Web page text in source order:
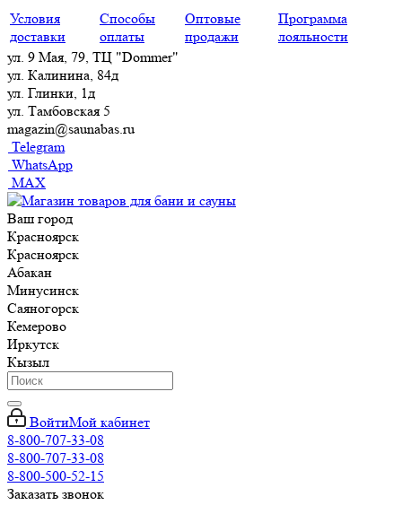
Условия
доставки
Способы
оплаты
Оптовые
продажи
Программа
лояльности
ул. 9 Мая, 79, ТЦ "Dommer"
ул. Калинина, 84д
ул. Глинки, 1д
ул. Тамбовская 5
magazin@saunabas.ru
Telegram
WhatsApp
MAX
Ваш город
Красноярск
Красноярск
Абакан
Минусинск
Саяногорск
Кемерово
Иркутск
Кызыл
ВойтиМой кабинет
8-800-707-33-08
8-800-707-33-08
8-800-500-52-15
Заказать звонок